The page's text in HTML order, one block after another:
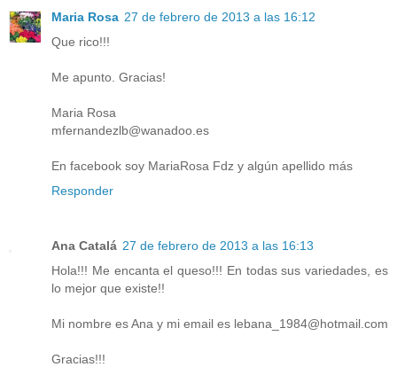
Maria Rosa 27 de febrero de 2013 a las 16:12
Que rico!!!
Me apunto. Gracias!
Maria Rosa
mfernandezlb@wanadoo.es
En facebook soy MariaRosa Fdz y algún apellido más
Responder
Ana Catalá 27 de febrero de 2013 a las 16:13
Hola!!! Me encanta el queso!!! En todas sus variedades, es
lo mejor que existe!!
Mi nombre es Ana y mi email es lebana_1984@hotmail.com
Gracias!!!